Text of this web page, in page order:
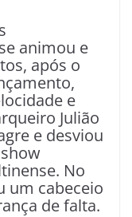
animou e
após o
e
Julião
e desviou
No
um cabeceio
de falta.